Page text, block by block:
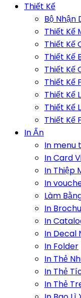
Thiết Kế
Bộ Nhận
Thiết Kế
Thiết Kế
Thiết Kế
Thiết Kế
Thiết Kế
Thiết Kế
Thiết Kế
Thiết Kế
In Ấn
In menu
In Card
In Thiệp
In
Làm
In
In
In Decal
In Folder
In Thẻ
In Thẻ
In Thẻ